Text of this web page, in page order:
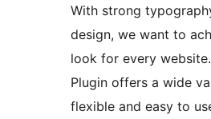
With strong
design, we want to
look for every
Plugin offers a wide
flexible and easy to